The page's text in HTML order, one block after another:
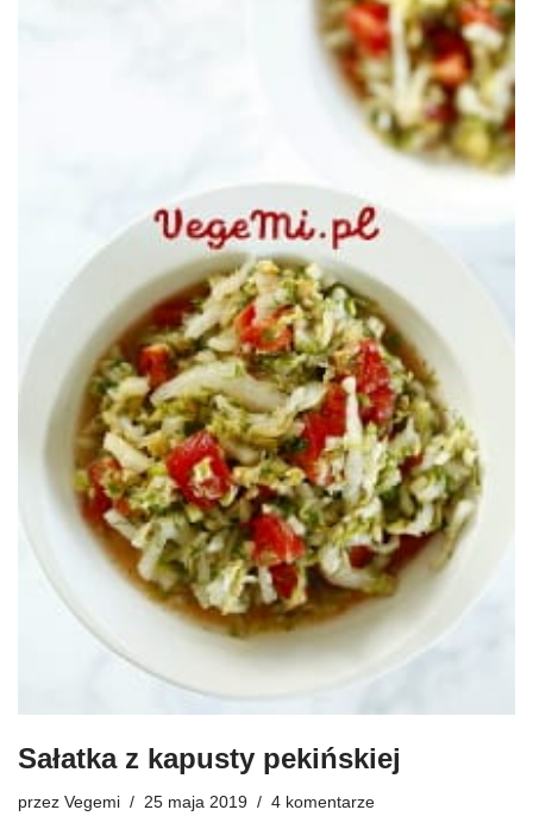
Sałatka z kapusty pekińskiej
przez Vegemi 25 maja 2019 4 komentarze